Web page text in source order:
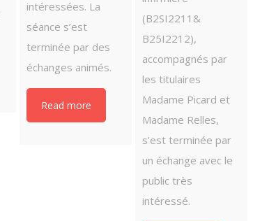
intéressées. La
séance s’est
terminée par des
échanges animés.
Read more
(B2SI2211&
B25I2212),
accompagnés par
les titulaires
Madame Picard et
Madame Relles,
s’est terminée par
un échange avec le
public très
intéressé.